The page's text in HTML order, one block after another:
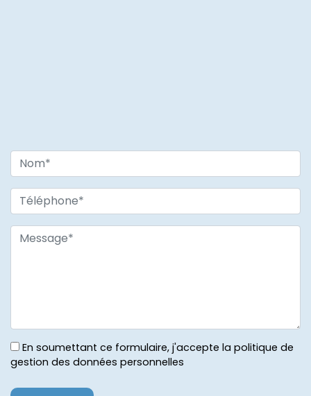
En soumettant ce formulaire, j'accepte la politique de
gestion des données personnelles